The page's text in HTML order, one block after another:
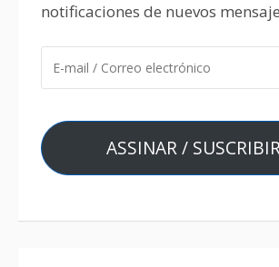
notificaciones de nuevos
ASSINAR /